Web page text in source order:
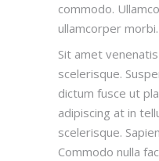
commodo.
ullamcorper morbi.
Sit amet
scelerisque.
dictum fusce ut
adipiscing at in
scelerisque.
Commodo nulla